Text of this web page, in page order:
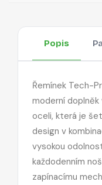
Popis
Řemínek Tech-
moderní
oceli, která je
design v
vysokou
každodenním
zapínacímu